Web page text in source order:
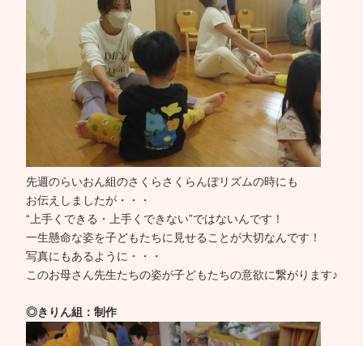
先週のらいおん組のさくらさくらんぼリズムの時にも
お伝えしましたが・・・
“上手くできる・上手くできない”ではないんです！
一生懸命な姿を子どもたちに見せることが大切なんです！
写真にもあるように・・・
このお母さん先生たちの姿が子どもたちの意欲に繋がります♪
◎きりん組：制作